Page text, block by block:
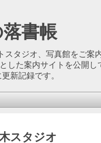
書帳
スタジオ、写真館をご案
した案内サイトを公開し
新記録です。
スタジオ